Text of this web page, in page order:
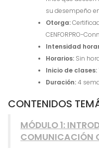
su desempeño
Otorga:
CENFORPRO-
Intensidad
Horarios: Sin
Inicio de clases:
Duración:4
CONTENIDOS
MÓDULO 1:
COMUNICACIÓN